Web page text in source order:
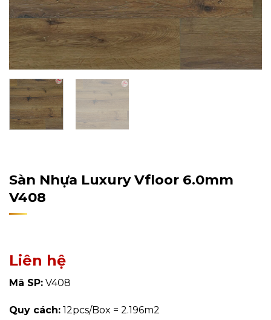
Sàn Nhựa Luxury Vfloor 6.0mm
V408
Liên hệ
Mã SP: V408
Quy cách: 12pcs/Box = 2.196m2